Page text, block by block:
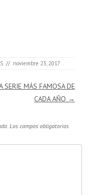
// noviembre 23, 2017
SERIE MÁS FAMOSA DE
CADA AÑO →
Los campos obligatorios